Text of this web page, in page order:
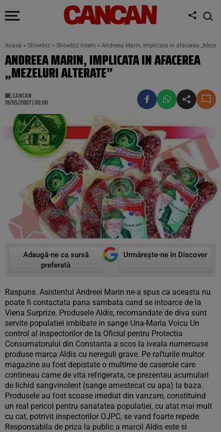
Acasă » Showbiz » Showbiz intern » Andreea Marin, implicata in afacerea
ANDREEA MARIN, IMPLICATA IN AFACEREA
„MEZELURI ALTERATE”
DE:CANCAN
18/05/2007 | 00:00
Adaugă-ne ca sursă
preferată
Urmărește-ne în Discover
Raspuns. Asistentul Andreei Marin ne-a spus ca aceasta nu
poate fi contactata pana sambata cand se intoarce de la
Viena Surprize. Produsele Aldis, recomandate de diva sunt
servite populatiei imbibate in sange Una-Maria Voicu Un
control al inspectorilor de la Oficiul pentru Protectia
Consumatorului din Constanta a scos la iveala numeroase
produse marca Aldis cu nereguli grave. Pe rafturile multor
magazine au fost depistate o multime de caserole care
contineau carne de vita refrigerata, ce prezentau acumulari
de lichid sangvinolent (sange amestecat cu apa) la baza.
Produsele au fost scoase imediat din vanzare, constituind
un real pericol pentru sanatatea populatiei, cu atat mai mult
cu cat, potrivit inspectorilor OJPC, se vand foarte repede.
Responsabila de priza la public a marcii Aldis este si